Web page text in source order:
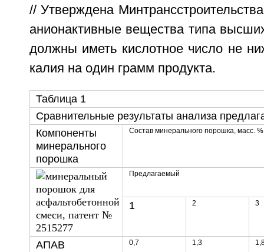
// Утверждена
анионактивные вещества типа
должны иметь кислотное число не
калия на один грамм продукта.
Таблица 1
Сравнительные результаты анализа
Компоненты
минерального
порошка
Состав минерального порошка, масс. %
Предлагаемый
1 2 3
АПАВ 0,7 1,3